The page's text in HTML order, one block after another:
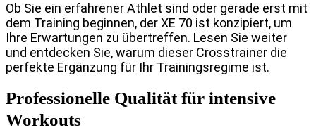
Ob Sie ein erfahrener Athlet sind oder gerade erst mit
dem Training beginnen, der XE 70 ist konzipiert, um
Ihre Erwartungen zu übertreffen. Lesen Sie weiter
und entdecken Sie, warum dieser Crosstrainer die
perfekte Ergänzung für Ihr Trainingsregime ist.
Professionelle Qualität für intensive
Workouts